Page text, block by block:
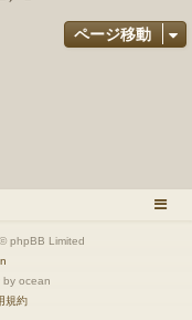
ページ移動
phpBB Limited
by ocean
規約